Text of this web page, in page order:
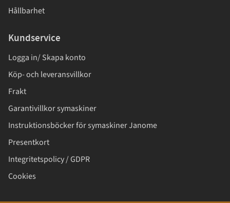
Hållbarhet
Kundservice
Logga in/ Skapa konto
Köp- och leveransvillkor
Frakt
Garantivillkor symaskiner
Instruktionsböcker för symaskiner Janome
Presentkort
Integritetspolicy / GDPR
Cookies